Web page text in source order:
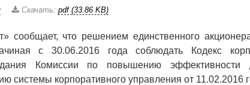
Скачать: pdf (33.86 KB)
сообщает, что решением единственного
с 30.06.2016 года соблюдать Кодекс
Комиссии по повышению эффективности
системы корпоративного управления от 11.02.2016